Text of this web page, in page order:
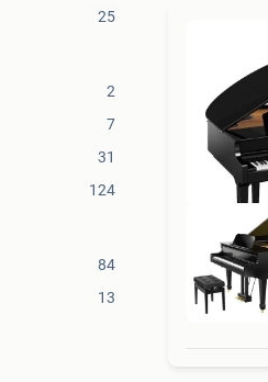
25
2
7
31
124
84
13